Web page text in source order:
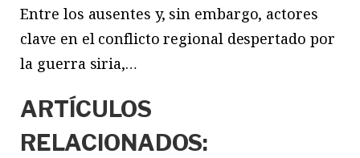
Entre los ausentes y, sin embargo, actores
clave en el conflicto regional despertado por
la guerra siria,…
ARTÍCULOS
RELACIONADOS: